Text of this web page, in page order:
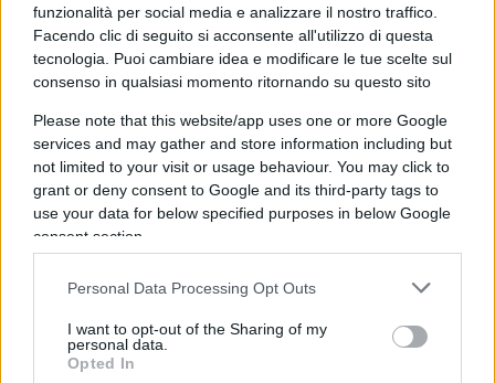
funzionalità per social media e analizzare il nostro traffico.
Facendo clic di seguito si acconsente all'utilizzo di questa
tecnologia. Puoi cambiare idea e modificare le tue scelte sul
consenso in qualsiasi momento ritornando su questo sito
Please note that this website/app uses one or more Google
services and may gather and store information including but
not limited to your visit or usage behaviour. You may click to
grant or deny consent to Google and its third-party tags to
use your data for below specified purposes in below Google
consent section.
Personal Data Processing Opt Outs
I want to opt-out of the Sharing of my
personal data.
Opted In
sempre con il 16,4% (- 9,3%).
I Verdi con l’11,6 per cento (- 3,1%) perdono
consensi.
L’FDP è fuori dal Bundestag (- 7,1%).
Il BSW sfiora l’ingresso al Bundestag con il
4,97%.
I problemi di Merz
Merz ha vinto, ma non come speravano
all’interno della Cdu/Csu. Lo ammettono anche